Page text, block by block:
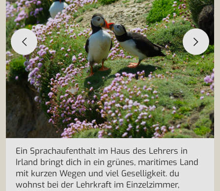
Ein Sprachaufenthalt im Haus des Lehrers in
Irland bringt dich in ein grünes, maritimes Land
mit kurzen Wegen und viel Geselligkeit. du
wohnst bei der Lehrkraft im Einzelzimmer,